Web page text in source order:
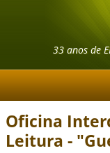
33 anos de
Oficina
Leitura -